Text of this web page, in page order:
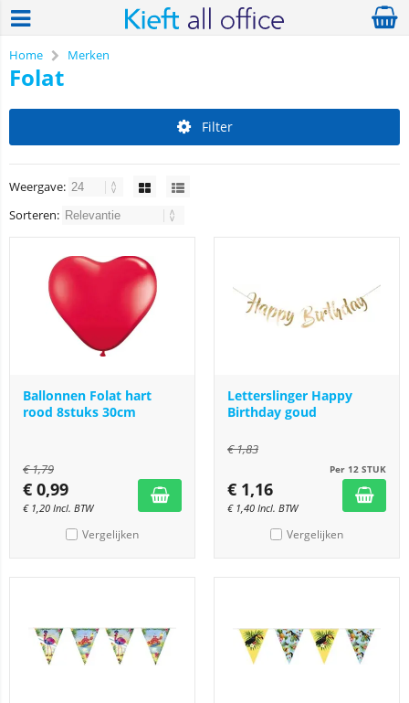
Home Merken
Folat
Filter
Weergave:
Sorteren:
Ballonnen Folat hart
rood 8stuks 30cm
€1,79
€ 0,99
€ 1,20 Incl. BTW
Vergelijken
Letterslinger Happy
Birthday goud
€1,83
Per 12 STUK
€ 1,16
€ 1,40 Incl. BTW
Vergelijken